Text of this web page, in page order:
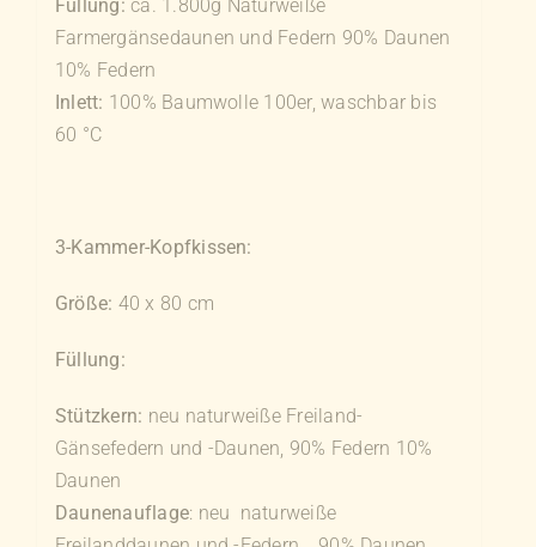
Füllung:ca. 1.800g Naturweiße
Farmergänsedaunen und Federn 90% Daunen
10% Federn
Inlett: 100% Baumwolle 100er, waschbar bis
60 °C
3-Kammer-Kopfkissen:
Größe: 40 x 80 cm
Füllung:
Stützkern: neu naturweiße Freiland-
Gänsefedern und -Daunen, 90% Federn 10%
Daunen
Daunenauflage: neu naturweiße